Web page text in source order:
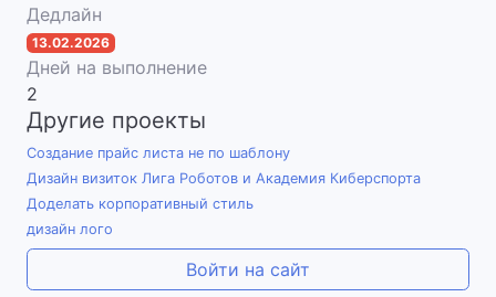
Дедлайн
13.02.2026
Дней на выполнение
2
Другие проекты
Создание прайс листа не по шаблону
Дизайн визиток Лига Роботов и Академия Киберспорта
Доделать корпоративный стиль
дизайн лого
Войти на сайт